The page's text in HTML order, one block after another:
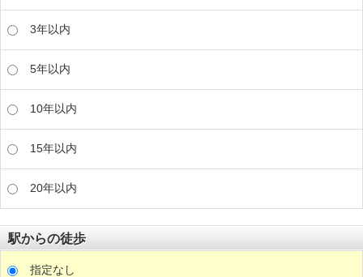
3年以内
5年以内
10年以内
15年以内
20年以内
駅からの徒歩
指定なし